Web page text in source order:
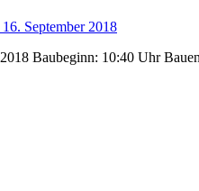
16. September 2018